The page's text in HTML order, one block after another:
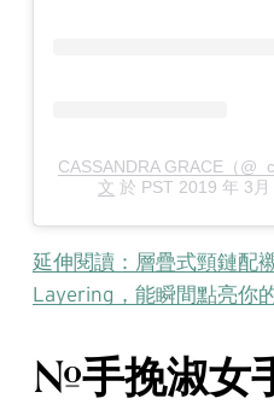
CASSANDRA GRACE（
文 於 PST 2019 年 3
延伸閱讀：層疊式頸鏈配
Layering，能瞬間點亮你
#手挽淑女